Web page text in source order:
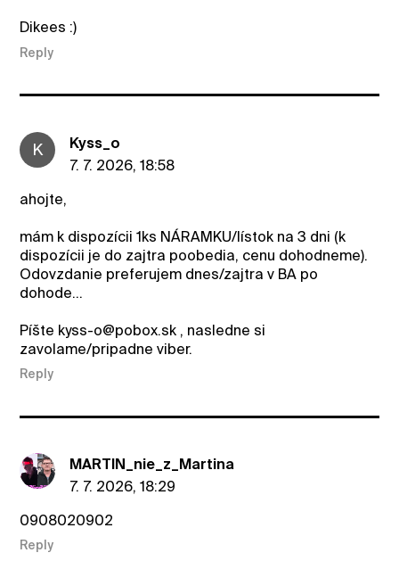
Dikees :)
Reply
K
Kyss_o
7. 7. 2026, 18:58
ahojte,
mám k dispozícii 1ks NÁRAMKU/lístok na 3 dni (k
dispozícii je do zajtra poobedia, cenu dohodneme).
Odovzdanie preferujem dnes/zajtra v BA po
dohode...
Píšte kyss-o@pobox.sk , nasledne si
zavolame/pripadne viber.
Reply
MARTIN_nie_z_Martina
7. 7. 2026, 18:29
0908020902
Reply